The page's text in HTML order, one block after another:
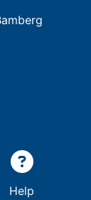
Help